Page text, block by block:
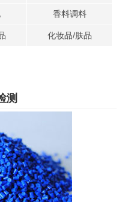
香料调料
化妆品/肤品
测